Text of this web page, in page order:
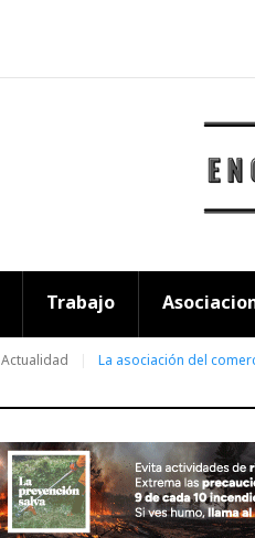
Trabajo
Actualidad La asociación del